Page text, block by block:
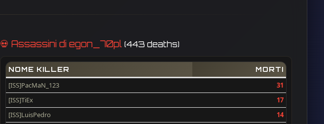
💀 Assassini di egon_70pl (443 deaths)
NOME KILLER MORTI
[ISS]PacMaN_123
31
[ISS]TiEx
17
[ISS]LuisPedro
14